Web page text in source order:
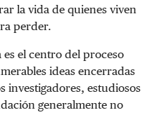
la vida de quienes viven
perder.
el centro del proceso
ideas encerradas
investigadores, estudiosos
generalmente no